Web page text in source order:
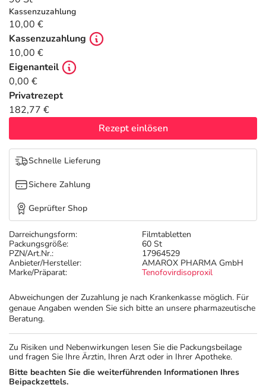
Tierapotheke
Vitamine & Mineralstoffe
Marken
Salus Deals
Darreichungsform:
Filmtabletten
Packungsgröße:
60 St
PZN/Art.Nr.:
17964529
Anbieter/Hersteller:
AMAROX PHARMA GmbH
Marke/Präparat:
Tenofovirdisoproxil
Abweichungen der Zuzahlung je nach Krankenkasse möglich. Für
genaue Angaben wenden Sie sich bitte an unsere pharmazeutische
Beratung.
Kassenzuzahlung
10,00 €
Kassenzuzahlung
10,00 €
Eigenanteil
0,00 €
Privatrezept
182,77 €
Rezept einlösen
Schnelle Lieferung
Sichere Zahlung
Geprüfter Shop
Zu Risiken und Nebenwirkungen lesen Sie die Packungsbeilage
und fragen Sie Ihre Ärztin, Ihren Arzt oder in Ihrer Apotheke.
Bitte beachten Sie die weiterführenden Informationen Ihres
Beipackzettels.